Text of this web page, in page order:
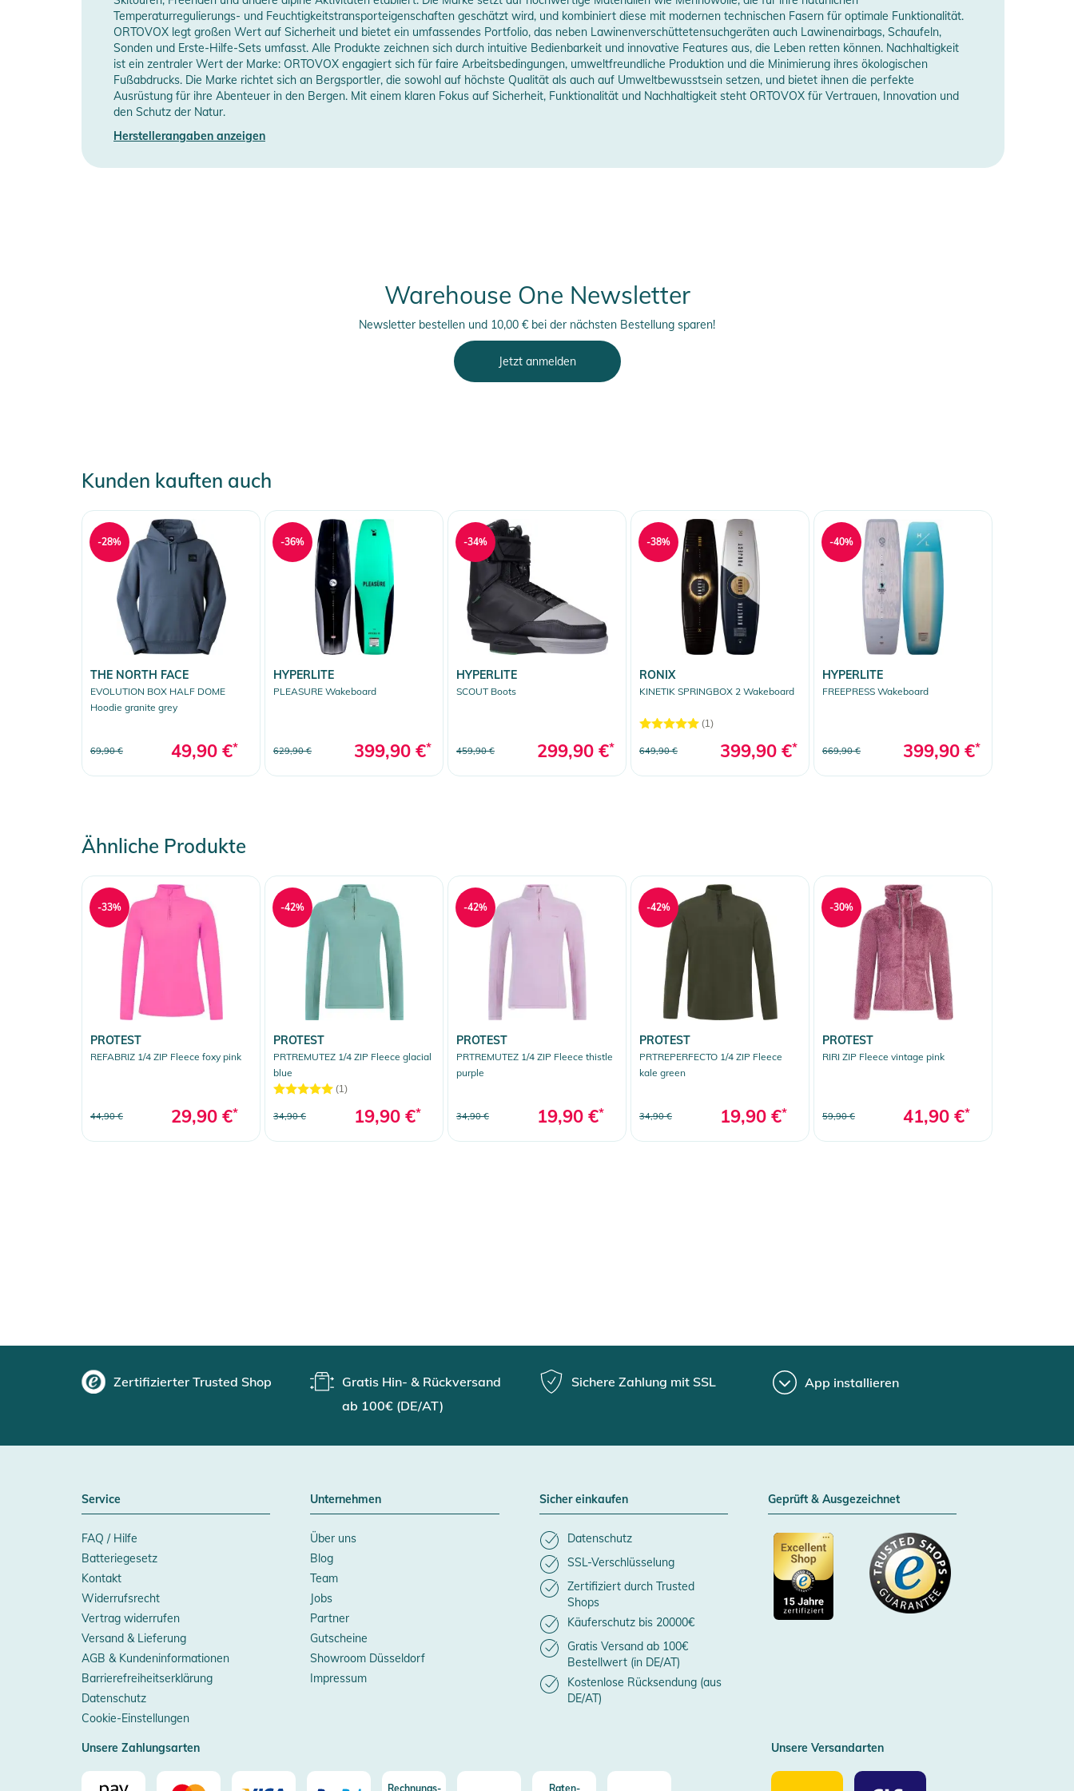
- Daumenschlaufen
- Regular Fit
- Full Zip
- Turtle Neck
- Atmungsaktiv
- Isolierend
Produktinformationen und Sicherheitshinweise
Manufacturer
Information
Herstellerangaben anzeigen
Temperaturregulierungs- und Feuchtigkeitstransporteigenschaften geschätzt wird, und kombiniert diese mit modernen technischen Fasern für optimale Funktionalität.
ORTOVOX legt großen Wert auf Sicherheit und bietet ein umfassendes Portfolio, das neben Lawinenverschüttetensuchgeräten auch Lawinenairbags, Schaufeln,
Sonden und Erste-Hilfe-Sets umfasst. Alle Produkte zeichnen sich durch intuitive Bedienbarkeit und innovative Features aus, die Leben retten können. Nachhaltigkeit
ist ein zentraler Wert der Marke: ORTOVOX engagiert sich für faire Arbeitsbedingungen, umweltfreundliche Produktion und die Minimierung ihres ökologischen
Fußabdrucks. Die Marke richtet sich an Bergsportler, die sowohl auf höchste Qualität als auch auf Umweltbewusstsein setzen, und bietet ihnen die perfekte
Ausrüstung für ihre Abenteuer in den Bergen. Mit einem klaren Fokus auf Sicherheit, Funktionalität und Nachhaltigkeit steht ORTOVOX für Vertrauen, Innovation und
den Schutz der Natur.
Herstellerangaben anzeigen
Warehouse One Newsletter
Newsletter bestellen und 10,00 € bei der nächsten Bestellung sparen!
Jetzt anmelden
Kunden kauften auch
THE NORTH FACE
EVOLUTION BOX HALF DOME
Hoodie granite grey
69,90 € 49,90 €*
-28%
HYPERLITE
PLEASURE Wakeboard
629,90 € 399,90 €*
-36%
HYPERLITE
SCOUT Boots
459,90 € 299,90 €*
-34%
RONIX
KINETIK SPRINGBOX 2 Wakeboard
(1)
649,90 € 399,90 €*
-38%
HYPERLITE
FREEPRESS Wakeboard
669,90 € 399,90 €*
-40%
Ähnliche Produkte
PROTEST
REFABRIZ 1/4 ZIP Fleece foxy pink
44,90 € 29,90 €*
-33%
PROTEST
PRTREMUTEZ 1/4 ZIP Fleece glacial
blue
(1)
34,90 € 19,90 €*
-42%
PROTEST
PRTREMUTEZ 1/4 ZIP Fleece thistle
purple
34,90 € 19,90 €*
-42%
PROTEST
PRTREPERFECTO 1/4 ZIP Fleece
kale green
34,90 € 19,90 €*
-42%
PROTEST
RIRI ZIP Fleece vintage pink
59,90 € 41,90 €*
-30%
Zertifizierter Trusted Shop
Gratis Hin- & Rückversand
ab 100€ (DE/AT)
Sichere Zahlung mit SSL App installieren
Service
FAQ / Hilfe
Batteriegesetz
Kontakt
Widerrufsrecht
Vertrag widerrufen
Versand & Lieferung
AGB & Kundeninformationen
Barrierefreiheitserklärung
Datenschutz
Cookie-Einstellungen
Unternehmen
Über uns
Blog
Team
Jobs
Partner
Gutscheine
Showroom Düsseldorf
Impressum
Sicher einkaufen
Datenschutz
SSL-Verschlüsselung
Zertifiziert durch Trusted
Shops
Käuferschutz bis 20000€
Gratis Versand ab 100€
Bestellwert (in DE/AT)
Kostenlose Rücksendung (aus
DE/AT)
Geprüft & Ausgezeichnet
Unsere Zahlungsarten
Rechnungs- Raten-
Unsere Versandarten
Unsere
Unsere